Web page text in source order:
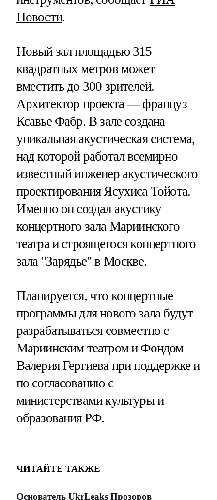
Новости.
Новый зал площадью 315
квадратных метров может
вместить до 300 зрителей.
Архитектор проекта — француз
Ксавье Фабр. В зале создана
уникальная акустическая система,
над которой работал всемирно
известный инженер акустического
проектирования Ясухиса Тойота.
Именно он создал акустику
концертного зала Мариинского
театра и строящегося концертного
зала "Зарядье" в Москве.
Планируется, что концертные
программы для нового зала будут
разрабатываться совместно с
Мариинским театром и Фондом
Валерия Гергиева при поддержке и
по согласованию с
министерствами культуры и
образования РФ.
ЧИТАЙТЕ ТАКЖЕ
Основатель UkrLeaks Прозоров